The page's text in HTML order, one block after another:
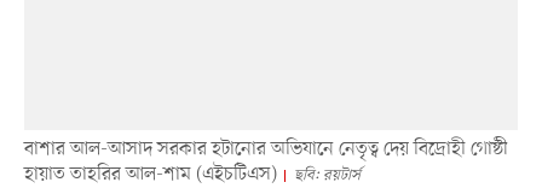
বাশার আল-আসাদ সরকার হটানোর অভিযানে নেতৃত্ব দেয় বিদ্রোহী গোষ্ঠী
হায়াত তাহরির আল-শাম (এইচটিএস)
ছবি: রয়টার্স